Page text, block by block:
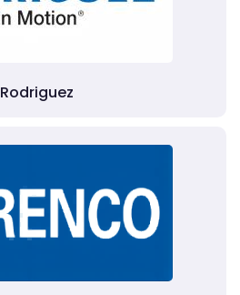
Rodriguez